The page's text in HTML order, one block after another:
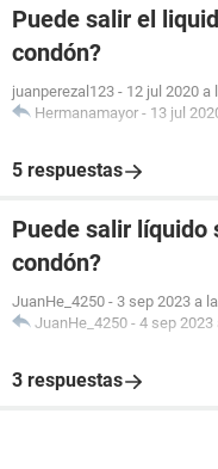
Puede salir el
condón?
juanperezal123 - 12 jul 2020 a
Hermanamayor - 13 jul
5 respuestas
Puede salir líquido
condón?
JuanHe_4250 - 3 sep 2023 a
JuanHe_4250 - 4 sep 2023
3 respuestas